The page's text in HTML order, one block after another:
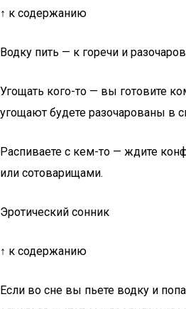
↑ к содержанию
Водку пить — к горечи и
Угощать кого-то — вы готовите
угощают будете разочарованы в
Распиваете с кем-то — ждите
или сотоварищами.
Эротический сонник
↑ к содержанию
Если во сне вы пьете водку и